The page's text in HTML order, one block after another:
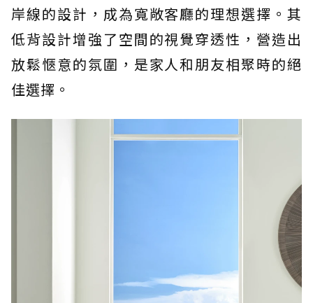
岸線的設計，成為寬敞客廳的理想選擇。其
低背設計增強了空間的視覺穿透性，營造出
放鬆愜意的氛圍，是家人和朋友相聚時的絕
佳選擇。